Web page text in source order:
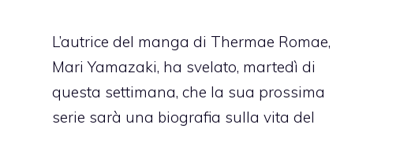
L’autrice del manga di Thermae Romae,
Mari Yamazaki, ha svelato, martedì di
questa settimana, che la sua prossima
serie sarà una biografia sulla vita del